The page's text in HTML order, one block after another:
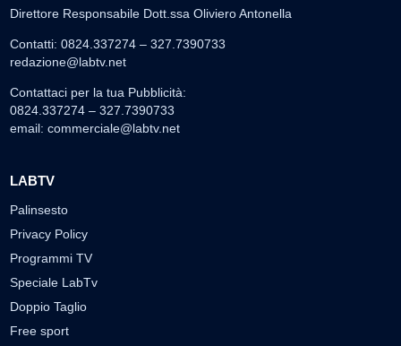
Direttore Responsabile Dott.ssa Oliviero Antonella
Contatti: 0824.337274 – 327.7390733
redazione@labtv.net
Contattaci per la tua Pubblicità:
0824.337274 – 327.7390733
email: commerciale@labtv.net
LABTV
Palinsesto
Privacy Policy
Programmi TV
Speciale LabTv
Doppio Taglio
Free sport